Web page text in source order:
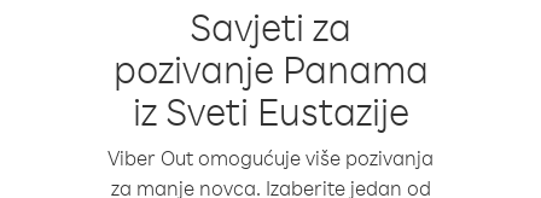
Savjeti za
pozivanje Panama
iz Sveti Eustazije
Viber Out omogućuje više pozivanja
za manje novca. Izaberite jedan od